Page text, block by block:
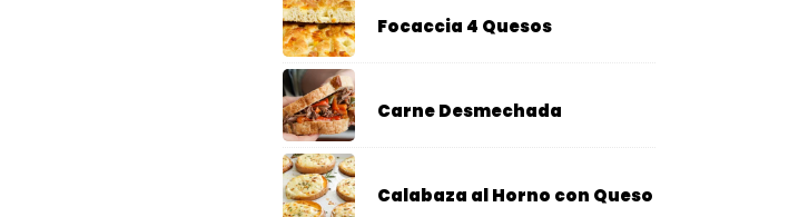
Focaccia 4 Quesos
Carne Desmechada
Calabaza al Horno con Queso